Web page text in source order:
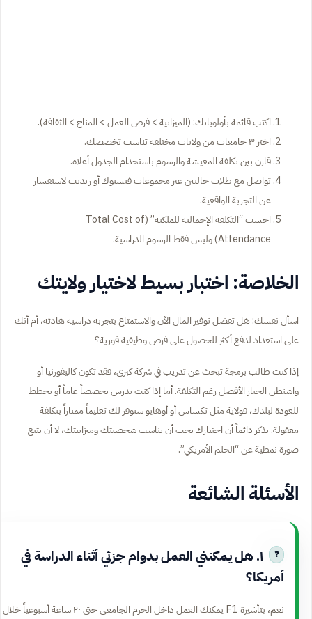
اكتب قائمة بأولوياتك: (الميزانية > فرص العمل > المناخ > الثقافة).
اختر ٣ جامعات من ولايات مختلفة تناسب تخصصك.
قارن بين تكلفة المعيشة والرسوم باستخدام الجدول أعلاه.
تواصل مع طلاب حاليين عبر مجموعات فيسبوك أو ريديت لاستفسار
عن التجربة الواقعية.
احسب “التكلفة الإجمالية للملكية” (Total Cost of
Attendance) وليس فقط الرسوم الدراسية.
الخلاصة: اختبار بسيط لاختيار ولايتك
اسأل نفسك: هل تفضل توفير المال الآن والاستمتاع بتجربة دراسية هادئة، أم أنك
على استعداد لدفع أكثر للحصول على فرص وظيفية فورية؟
إذا كنت طالب برمجة تبحث عن تدريب في شركة كبرى، فقد تكون كاليفورنيا أو
واشنطن الخيار الأفضل رغم التكلفة. أما إذا كنت تدرس تخصصاً عاماً أو تخطط
للعودة لبلدك، فولاية مثل تكساس أو أوهايو ستوفر لك تعليماً ممتازاً بتكلفة
معقولة. تذكر دائماً أن اختيارك يجب أن يناسب شخصيتك وميزانيتك، لا أن يتبع
صورة نمطية عن “الحلم الأمريكي”.
الأسئلة الشائعة
١. هل يمكنني العمل بدوام جزئي أثناء الدراسة في
أمريكا؟
نعم، بتأشيرة F1 يمكنك العمل داخل الحرم الجامعي حتى ٢٠ ساعة أسبوعياً خلال